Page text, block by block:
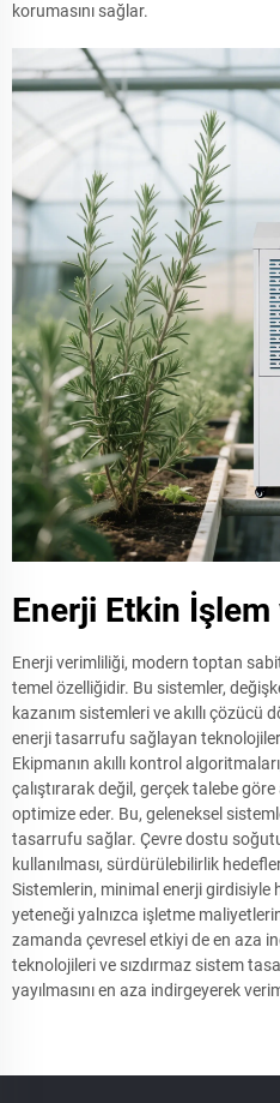
korumasını sağlar.
Enerji Etkin
Enerji verimliliği, modern toptan sabit
temel özelliğidir. Bu sistemler,
kazanım sistemleri ve akıllı
enerji tasarrufu sağlayan teknolojileri
Ekipmanın akıllı kontrol
çalıştırarak değil, gerçek talebe
optimize eder. Bu, geleneksel
tasarrufu sağlar. Çevre dostu
kullanılması, sürdürülebilirlik
Sistemlerin, minimal enerji girdisiyle
yeteneği yalnızca işletme
zamanda çevresel etkiyi de en aza
teknolojileri ve sızdırmaz sistem
yayılmasını en aza indirgeyerek